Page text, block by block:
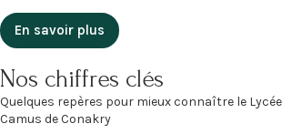
En savoir plus
Nos chiffres clés
Quelques repères pour mieux connaître le
Camus de Conakry